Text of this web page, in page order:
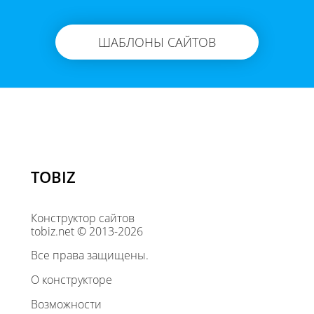
ШАБЛОНЫ САЙТОВ
TOBIZ
Конструктор сайтов
tobiz.net © 2013-2026
Все права защищены.
О конструкторе
Возможности